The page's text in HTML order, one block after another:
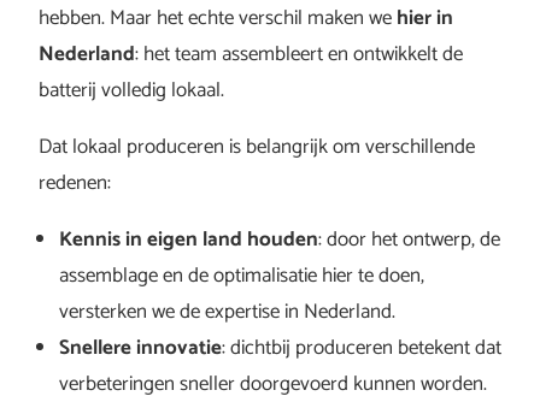
hebben. Maar het echte verschil maken wehier in
Nederland: het team assembleert en ontwikkelt de
batterij volledig lokaal.
Dat lokaal produceren is belangrijk om verschillende
redenen:
Kennis in eigen land houden: door het ontwerp, de
assemblage en de optimalisatie hier te doen,
versterken we de expertise in Nederland.
Snellere innovatie: dichtbij produceren betekent dat
verbeteringen sneller doorgevoerd kunnen worden.